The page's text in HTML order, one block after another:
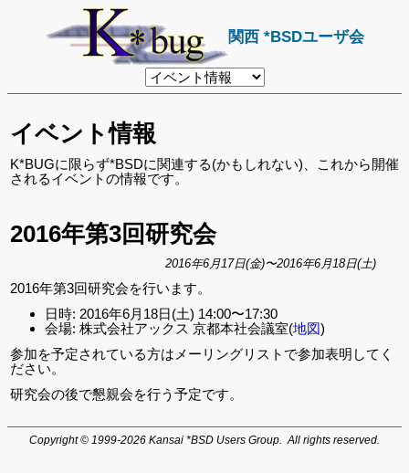
関西 *BSDユーザ会
リ
ン
ペ
ー
ジ
イベント情報
K*BUGに限らず*BSDに関連する(かもしれない)、これから開催
されるイベントの情報です。
2016年第3回研究会
2016年6月17日(金)〜2016年6月18日(土)
2016年第3回研究会を行います。
日時: 2016年6月18日(土) 14:00〜17:30
会場: 株式会社アックス 京都本社会議室(地図)
参加を予定されている方はメーリングリストで参加表明してく
ださい。
研究会の後で懇親会を行う予定です。
Copyright © 1999-2026 Kansai *BSD Users Group. All rights reserved.